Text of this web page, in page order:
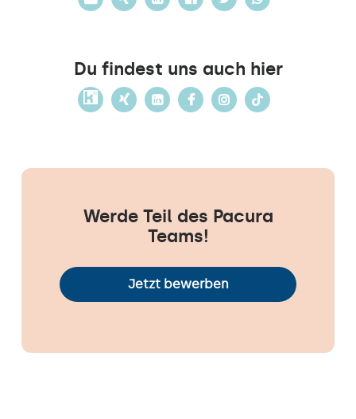
Du findest uns auch hier
Werde Teil des Pacura
Teams!
Jetzt bewerben